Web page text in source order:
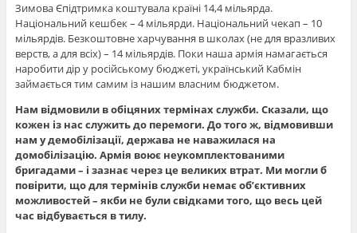
Зимова Єпідтримка коштувала країні 14,4 мільярда.
Національний кешбек – 4 мільярди. Національний чекап – 10
мільярдів. Безкоштовне харчування в школах (не для вразливих
верств, а для всіх) – 14 мільярдів. Поки наша армія намагається
наробити дір у російському бюджеті, український Кабмін
займається тим самим із нашим власним бюджетом.
Нам відмовили в обіцяних термінах служби. Сказали, що
кожен із нас служить до перемоги. До того ж, відмовивши
нам у демобілізації, держава не наважилася на
домобілізацію. Армія воює неукомплектованими
бригадами – і зазнає через це великих втрат. Ми могли б
повірити, що для термінів служби немає об’єктивних
можливостей – якби не були свідками того, що весь цей
час відбувається в тилу.